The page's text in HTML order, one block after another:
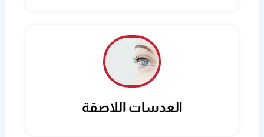
العدسات اللاصقة